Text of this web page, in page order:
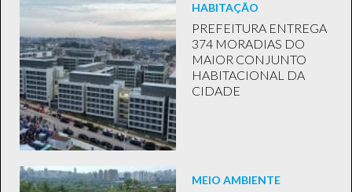
HABITAÇÃO
PREFEITURA ENTREGA
374 MORADIAS DO
MAIOR CONJUNTO
HABITACIONAL DA
CIDADE
MEIO AMBIENTE